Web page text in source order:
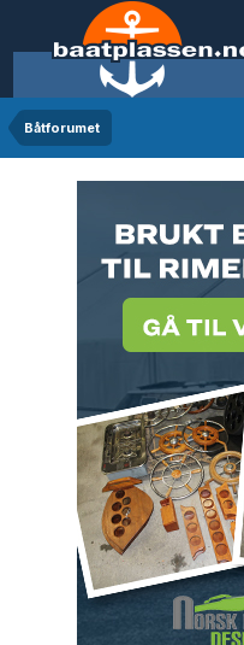
Båtforumet